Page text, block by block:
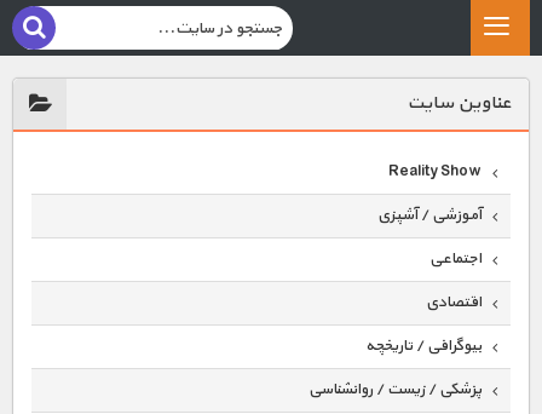
عناوين سايت
Reality Show
آموزشی / آشپزی
اجتماعی
اقتصادی
بیوگرافی / تاریخچه
پزشکی / زیست / روانشناسی